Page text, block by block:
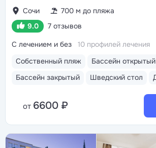
Сочи
700 м до пляжа
9.0
7 отзывов
Собственный пляж
Бассейн открытый
Бассейн закрытый
Шведский стол
С лечением и без 10 профилей лечения
от 6600 ₽